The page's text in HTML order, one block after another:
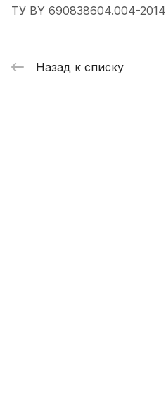
ТУ BY 690838604.004-2014
Назад к списку